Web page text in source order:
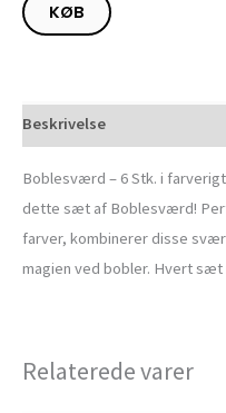
KØB
Beskrivelse
Boblesværd – 6 Stk. i
dette sæt af Boblesværd!
farver, kombinerer disse
magien ved bobler. Hvert
Relaterede varer